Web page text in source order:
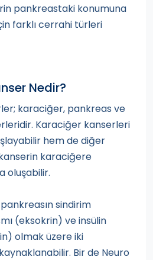
pankreastaki konumuna
farklı cerrahi türleri
Nedir?
karaciğer, pankreas ve
Karaciğer kanserleri
hem de diğer
karaciğere
oluşabilir.
sindirim
(eksokrin) ve insülin
olmak üzere iki
Bir de Neuro